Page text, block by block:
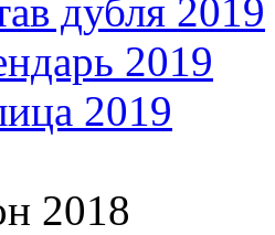
дубля 2019
2019
2019
2018